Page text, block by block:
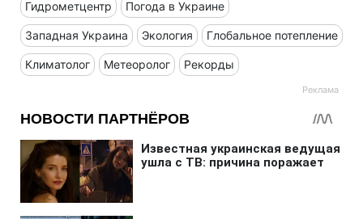
Гидрометцентр Погода в Украине
Западная Украина Экология Глобальное потепление
Климатолог Метеоролог Рекорды